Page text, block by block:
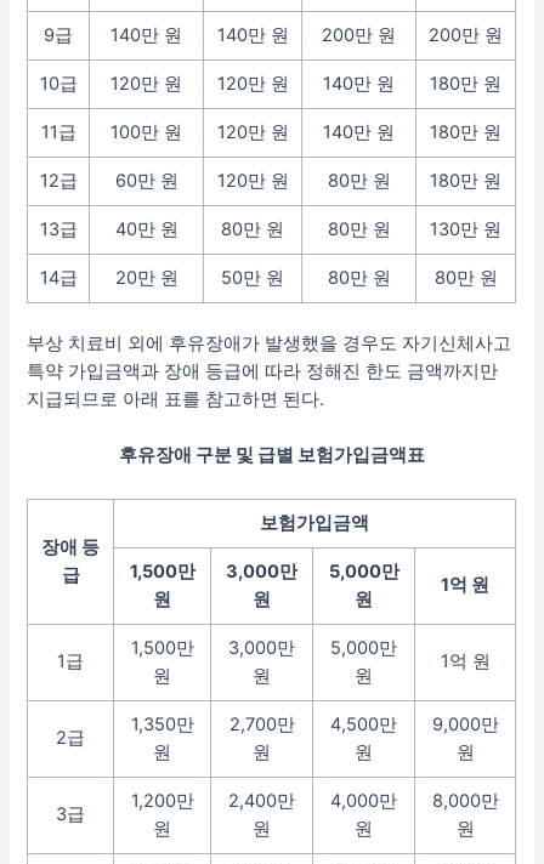
9급 140만 원 140만 원 200만 원 200만 원
10급 120만 원 120만 원 140만 원 180만 원
11급 100만 원 120만 원 140만 원 180만 원
12급 60만 원 120만 원 80만 원 180만 원
13급 40만 원 80만 원 80만 원 130만 원
14급 20만 원 50만 원 80만 원 80만 원
부상 치료비 외에 후유장애가 발생했을 경우도 자기신체사고
특약 가입금액과 장애 등급에 따라 정해진 한도 금액까지만
지급되므로 아래 표를 참고하면 된다.
후유장애 구분 및 급별 보험가입금액표
장애 등
급
보험가입금액
1,500만
원
3,000만
원
5,000만
원
1억 원
1급
1,500만
원
3,000만
원
5,000만
원
1억 원
2급
1,350만
원
2,700만
원
4,500만
원
9,000만
원
3급
1,200만
원
2,400만
원
4,000만
원
8,000만
원